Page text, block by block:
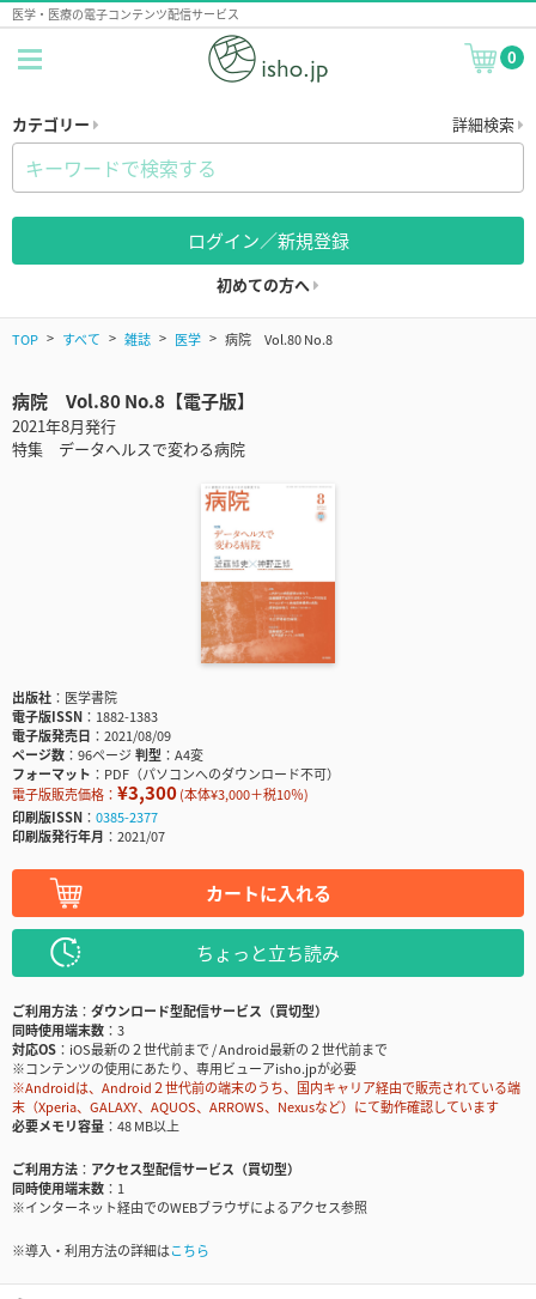
医学・医療の電子コンテンツ配信サービス
0
カテゴリー 詳細検索
ログイン／新規登録
初めての方へ
TOP すべて 雑誌 医学 病院 Vol.80 No.8
病院 Vol.80 No.8【電子版】
2021年8月発行
特集 データヘルスで変わる病院
出版社
医学書院
電子版ISSN
1882-1383
電子版発売日
2021/08/09
ページ数
96ページ判型
A4変
フォーマット
PDF（パソコンへのダウンロード不可）
電子版販売価格： ¥3,300(本体¥3,000＋税10％)
印刷版ISSN
0385-2377
印刷版発行年月
2021/07
カートに入れる
ちょっと立ち読み
ご利用方法
ダウンロード型配信サービス（買切型）
同時使用端末数
3
対応OS
iOS最新の２世代前まで / Android最新の２世代前まで
※コンテンツの使用にあたり、専用ビューアisho.jpが必要
※Androidは、Android２世代前の端末のうち、国内キャリア経由で販売されている端
末（Xperia、GALAXY、AQUOS、ARROWS、Nexusなど）にて動作確認しています
必要メモリ容量
48 MB以上
ご利用方法
アクセス型配信サービス（買切型）
同時使用端末数
1
※インターネット経由でのWEBブラウザによるアクセス参照
※導入・利用方法の詳細はこちら